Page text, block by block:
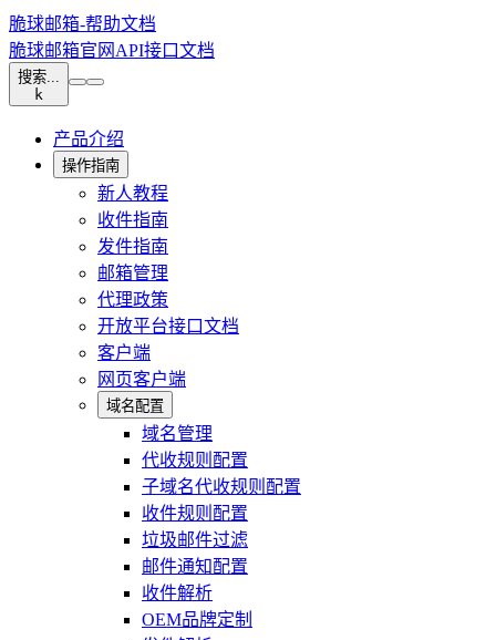
脆球邮箱-帮助文档
脆球邮箱官网 API接口文档
搜索...
k
产品介绍
操作指南
新人教程
收件指南
发件指南
邮箱管理
代理政策
开放平台接口文档
客户端
网页客户端
域名配置
域名管理
代收规则配置
子域名代收规则配置
收件规则配置
垃圾邮件过滤
邮件通知配置
收件解析
OEM品牌定制